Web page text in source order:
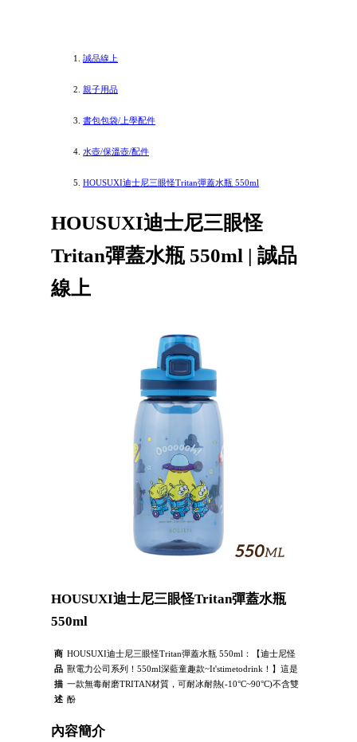
誠品線上
親子用品
書包包袋/上學配件
水壺/保溫壺/配件
HOUSUXI迪士尼三眼怪Tritan彈蓋水瓶 550ml
HOUSUXI迪士尼三眼怪
Tritan彈蓋水瓶 550ml | 誠品
線上
HOUSUXI迪士尼三眼怪Tritan彈蓋水瓶
550ml
商
品
描
述
HOUSUXI迪士尼三眼怪Tritan彈蓋水瓶 550ml：【迪士尼怪
獸電力公司系列！550ml深藍童趣款~It'stimetodrink！】這是
一款無毒耐磨TRITAN材質，可耐冰耐熱(-10°C~90°C)不含雙
酚
內容簡介